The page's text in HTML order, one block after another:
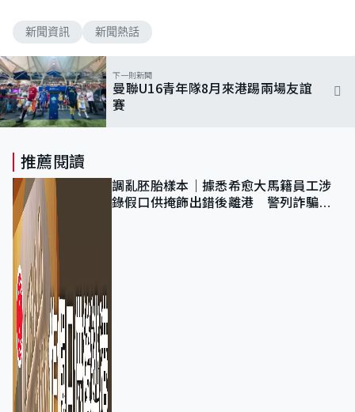
新聞資訊 新聞熱話
下一則新聞
曼聯U16青年隊8月來港踢兩場友誼
賽
推薦閱讀
調亂胚胎樣本｜據悉希愈大馬籍員工涉
錄假口供掩飾出錯後離港 警列詐騙